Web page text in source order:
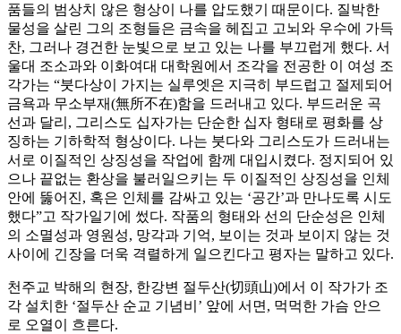
품들의 범상치 않은 형상이 나를 압도했기 때문이다. 질박한
물성을 살린 그의 조형들은 금속을 헤집고 고뇌와 우수에 가득
찬, 그러나 경건한 눈빛으로 보고 있는 나를 부끄럽게 했다. 서
울대 조소과와 이화여대 대학원에서 조각을 전공한 이 여성 조
각가는 “붓다상이 가지는 실루엣은 지극히 부드럽고 절제되어
금욕과 무소부재(無所不在)함을 드러내고 있다. 부드러운 곡
선과 달리, 그리스도 십자가는 단순한 십자 형태로 평화를 상
징하는 기하학적 형상이다. 나는 붓다와 그리스도가 드러내는
서로 이질적인 상징성을 작업에 함께 대입시켰다. 정지되어 있
으나 끝없는 환상을 불러일으키는 두 이질적인 상징성을 인체
안에 뚫어진, 혹은 인체를 감싸고 있는 ‘공간’과 만나도록 시도
했다”고 작가일기에 썼다. 작품의 형태와 선의 단순성은 인체
의 소멸성과 영원성, 망각과 기억, 보이는 것과 보이지 않는 것
사이에 긴장을 더욱 격렬하게 일으킨다고 평자는 말하고 있다.
천주교 박해의 현장, 한강변 절두산(切頭山)에서 이 작가가 조
각 설치한 ‘절두산 순교 기념비’ 앞에 서면, 먹먹한 가슴 안으
로 오열이 흐른다.